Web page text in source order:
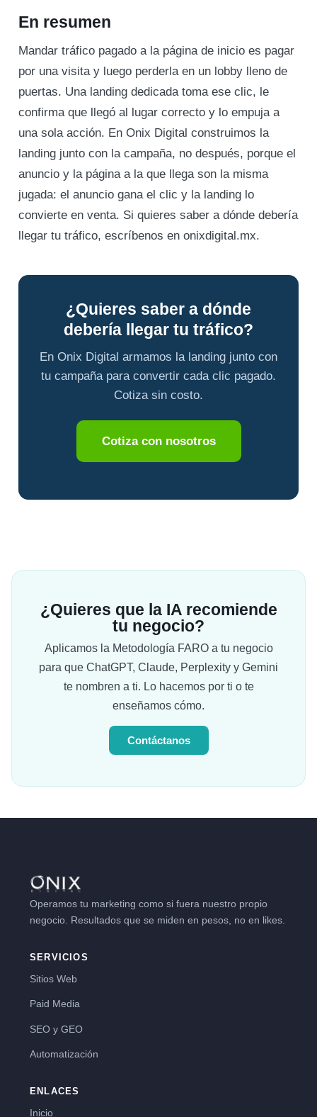
En resumen
Mandar tráfico pagado a la página de inicio es pagar
por una visita y luego perderla en un lobby lleno de
puertas. Una landing dedicada toma ese clic, le
confirma que llegó al lugar correcto y lo empuja a
una sola acción. En Onix Digital construimos la
landing junto con la campaña, no después, porque el
anuncio y la página a la que llega son la misma
jugada: el anuncio gana el clic y la landing lo
convierte en venta. Si quieres saber a dónde debería
llegar tu tráfico, escríbenos en onixdigital.mx.
¿Quieres saber a dónde
debería llegar tu tráfico?
En Onix Digital armamos la landing junto con
tu campaña para convertir cada clic pagado.
Cotiza sin costo.
Cotiza con nosotros
¿Quieres que la IA recomiende
tu negocio?
Aplicamos la Metodología FARO a tu negocio
para que ChatGPT, Claude, Perplexity y Gemini
te nombren a ti. Lo hacemos por ti o te
enseñamos cómo.
Contáctanos
Operamos tu marketing como si fuera nuestro propio
negocio. Resultados que se miden en pesos, no en likes.
SERVICIOS
Sitios Web
Paid Media
SEO y GEO
Automatización
ENLACES
Inicio